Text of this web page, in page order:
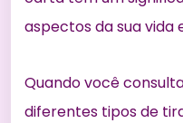
aspectos da sua vida
Quando você
diferentes tipos de